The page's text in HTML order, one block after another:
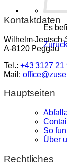
Es
Kontaktdaten
Wilhelm-Jentsch-
A-8120 Peggau
Tel.: +43 3127 21
Mail:
Hauptseiten
So
Über
Rechtliches